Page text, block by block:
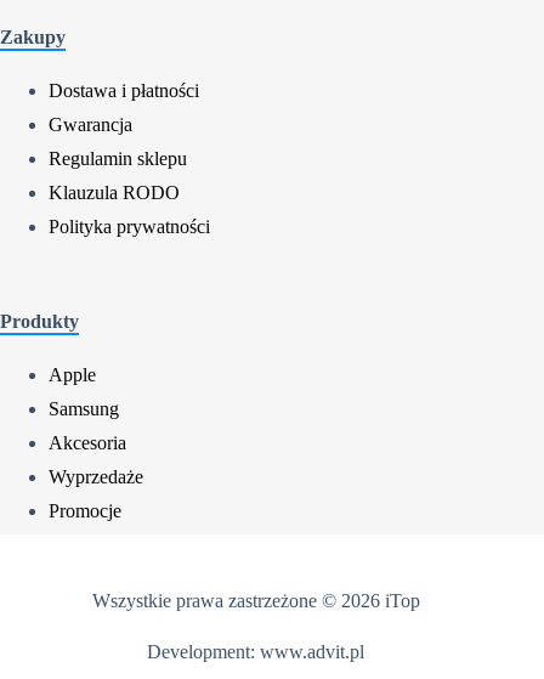
Zakupy
Dostawa i płatności
Gwarancja
Regulamin sklepu
Klauzula RODO
Polityka prywatności
Produkty
Apple
Samsung
Akcesoria
Wyprzedaże
Promocje
Wszystkie prawa zastrzeżone © 2026 iTop
Development:www.advit.pl